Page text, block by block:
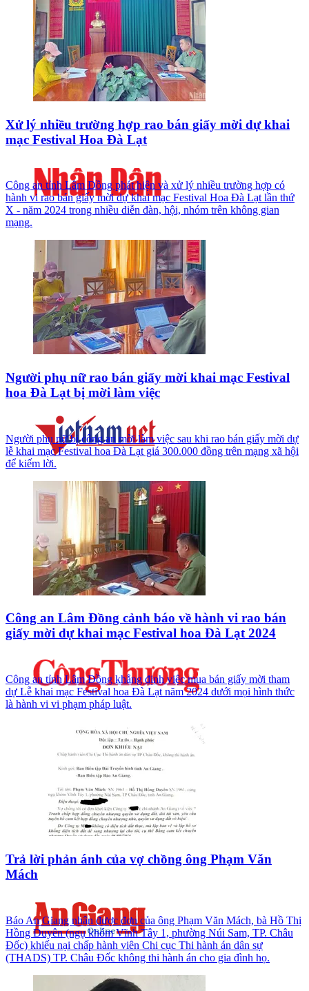
Xử lý nhiều trường hợp rao bán giấy mời dự khai
mạc Festival Hoa Đà Lạt
Công an tỉnh Lâm Đồng phát hiện và xử lý nhiều trường hợp có
hành vi rao bán giấy mời dự khai mạc Festival Hoa Đà Lạt lần thứ
X - năm 2024 trong nhiều diễn đàn, hội, nhóm trên không gian
mạng.
Người phụ nữ rao bán giấy mời khai mạc Festival
hoa Đà Lạt bị mời làm việc
Người phụ nữ bị công an mời làm việc sau khi rao bán giấy mời dự
lễ khai mạc Festival hoa Đà Lạt giá 300.000 đồng trên mạng xã hội
để kiếm lời.
Công an Lâm Đồng cảnh báo về hành vi rao bán
giấy mời dự khai mạc Festival hoa Đà Lạt 2024
Công an tỉnh Lâm Đồng khẳng định việc mua bán giấy mời tham
dự Lễ khai mạc Festival hoa Đà Lạt năm 2024 dưới mọi hình thức
là hành vi vi phạm pháp luật.
Trả lời phản ánh của vợ chồng ông Phạm Văn
Mách
Báo An Giang nhận được đơn của ông Phạm Văn Mách, bà Hồ Thị
Hồng Duyên (ngụ khóm Vĩnh Tây 1, phường Núi Sam, TP. Châu
Đốc) khiếu nại chấp hành viên Chi cục Thi hành án dân sự
(THADS) TP. Châu Đốc không thi hành án cho gia đình họ.